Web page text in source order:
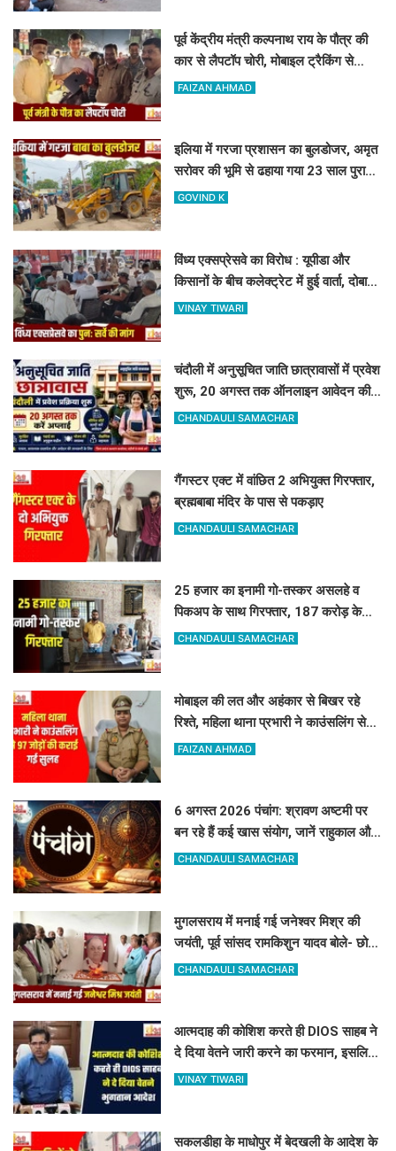
पूर्व केंद्रीय मंत्री कल्पनाथ राय के पौत्र की
कार से लैपटॉप चोरी, मोबाइल ट्रैकिंग से
PPDU जंक्शन के पास बरामद
FAIZAN AHMAD
इलिया में गरजा प्रशासन का बुलडोजर, अमृत
सरोवर की भूमि से ढहाया गया 23 साल पुराना
अवैध निर्माण
GOVIND K
विंध्य एक्सप्रेसवे का विरोध : यूपीडा और
किसानों के बीच कलेक्ट्रेट में हुई वार्ता, दोबारा
सर्वे कराने का मिला आश्वासन
VINAY TIWARI
चंदौली में अनुसूचित जाति छात्रावासों में प्रवेश
शुरू, 20 अगस्त तक ऑनलाइन आवेदन की
सुविधा
CHANDAULI SAMACHAR
गैंगस्टर एक्ट में वांछित 2 अभियुक्त गिरफ्तार,
ब्रह्मबाबा मंदिर के पास से पकड़ाए
CHANDAULI SAMACHAR
25 हजार का इनामी गो-तस्कर असलहे व
पिकअप के साथ गिरफ्तार, 187 करोड़ के
नेटवर्क से जुड़ा तार
CHANDAULI SAMACHAR
मोबाइल की लत और अहंकार से बिखर रहे
रिश्ते, महिला थाना प्रभारी ने काउंसलिंग से
97 जोड़ों की कराई गई सुलह
FAIZAN AHMAD
6 अगस्त 2026 पंचांग: श्रावण अष्टमी पर
बन रहे हैं कई खास संयोग, जानें राहुकाल और
अभिजीत मुहूर्त का सटीक समय
CHANDAULI SAMACHAR
मुगलसराय में मनाई गई जनेश्वर मिश्र की
जयंती, पूर्व सांसद रामकिशुन यादव बोले- छोटे
लोहिया के विचार आज भी प्रासंगिक
CHANDAULI SAMACHAR
आत्मदाह की कोशिश करते ही DIOS साहब ने
दे दिया वेतने जारी करने का फरमान, इसलिए
रोकी थी सैलरी
VINAY TIWARI
सकलडीहा के माधोपुर में बेदखली के आदेश के